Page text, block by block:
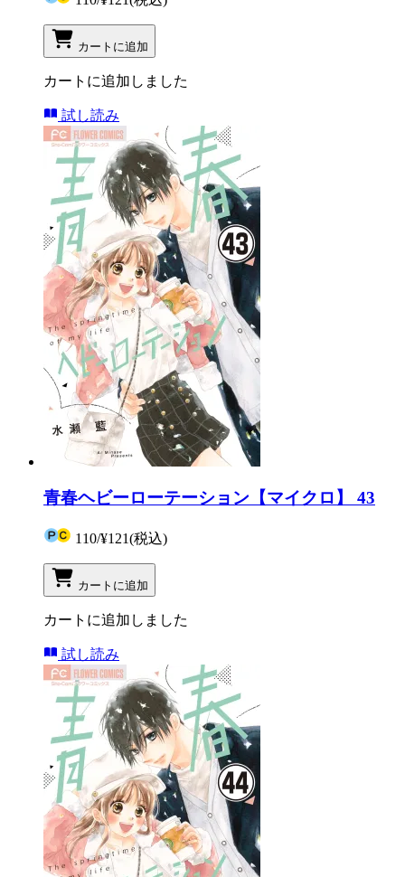
カートに追加
カートに追加しました
試し読み
青春ヘビーローテーション【マイクロ】 43
110/¥121(税込)
カートに追加
カートに追加しました
試し読み